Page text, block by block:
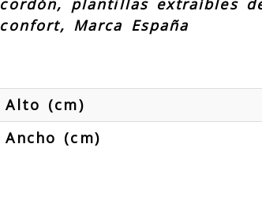
cordón, plantillas extraíbles
confort, Marca España
Alto (cm)
Ancho (cm)